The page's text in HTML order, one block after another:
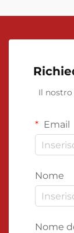
Il
Email
Nome
Nome